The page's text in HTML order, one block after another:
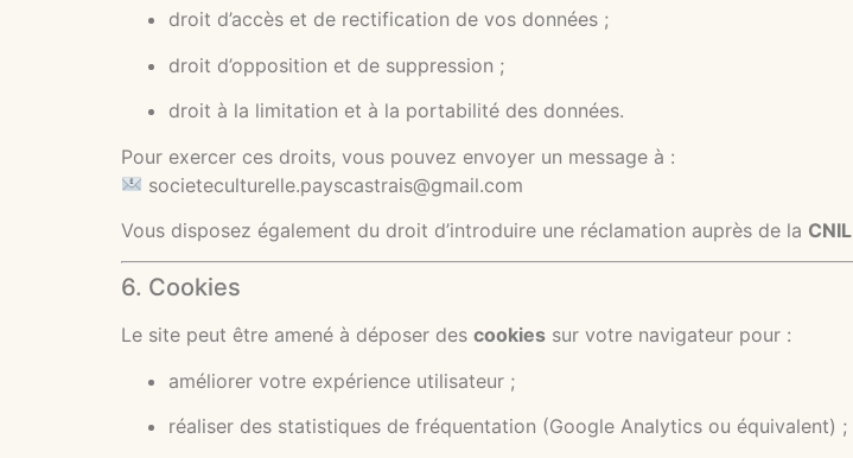
droit d’accès et de rectification de vos données ;
droit d’opposition et de suppression ;
droit à la limitation et à la portabilité des données.
Pour exercer ces droits, vous pouvez envoyer un message à :
societeculturelle.payscastrais@gmail.com
Vous disposez également du droit d’introduire une réclamation auprès de la CNIL
6. Cookies
Le site peut être amené à déposer des cookies sur votre navigateur pour :
améliorer votre expérience utilisateur ;
réaliser des statistiques de fréquentation (Google Analytics ou équivalent) ;